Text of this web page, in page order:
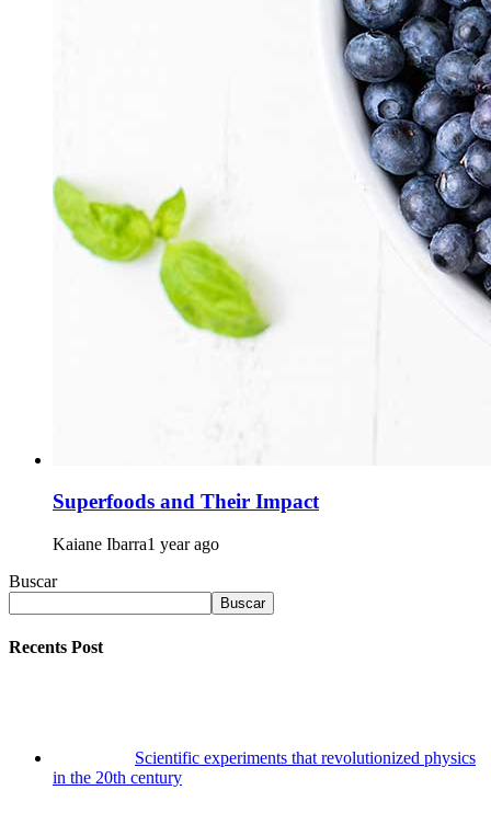
Superfoods and Their Impact
Kaiane Ibarra1 year ago
Buscar
Buscar
Recents Post
Scientific experiments that revolutionized physics
in the 20th century